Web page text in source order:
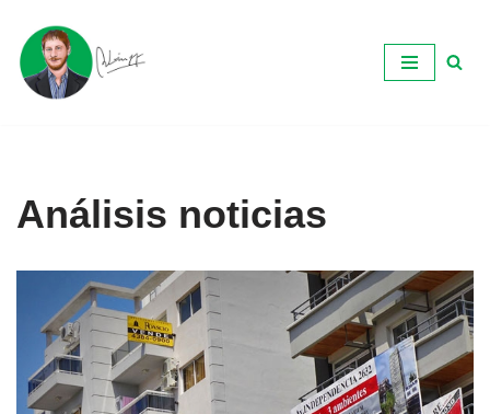
Ir
al
Análisis noticias